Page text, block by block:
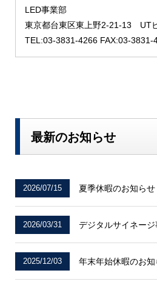
LED事業部
東京都台東区東上野2-21-13 UT
TEL:03-3831-4266 FAX:03-3831-
最新のお知らせ
2026/07/15 夏季休暇のお知らせ
2026/03/31 デジタルサイネー
2025/12/03 年末年始休暇のお知